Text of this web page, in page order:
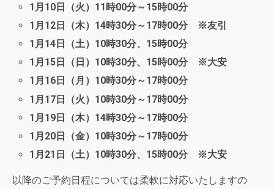
1月10日（火）11時00分～15時00分
1月12日（木）14時30分～17時00分 ※友引
1月14日（土）10時30分、15時00分
1月15日（日）10時30分、15時00分 ※大安
1月16日（月）10時30分～17時00分
1月17日（火）10時30分～17時00分
1月19日（木）14時30分～17時00分
1月20日（金）10時30分～17時00分
1月21日（土）10時30分、15時00分 ※大安
以降のご予約日程については柔軟に対応いたしますの